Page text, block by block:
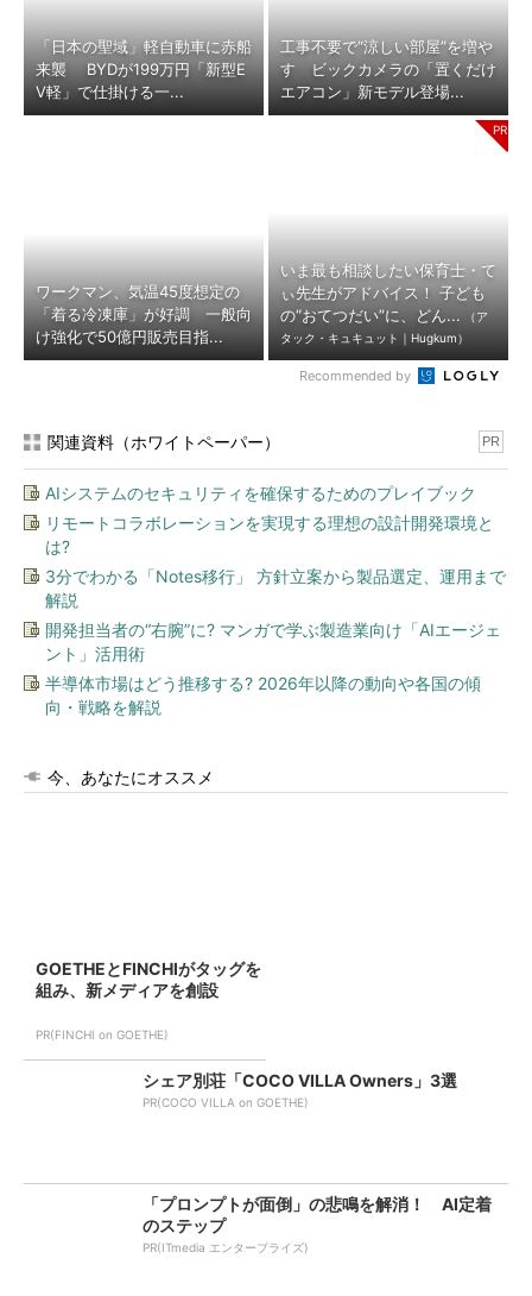
「日本の聖域」軽自動車に赤船
来襲 BYDが199万円「新型E
V軽」で仕掛ける一...
工事不要で“涼しい部屋”を増や
す ビックカメラの「置くだけ
エアコン」新モデル登場...
ワークマン、気温45度想定の
「着る冷凍庫」が好調 一般向
け強化で50億円販売目指...
いま最も相談したい保育士・て
ぃ先生がアドバイス！ 子ども
の“おてつだい”に、どん...
（ア
タック・キュキュット｜Hugkum）
Recommended by
関連資料（ホワイトペーパー） PR
AIシステムのセキュリティを確保するためのプレイブック
リモートコラボレーションを実現する理想の設計開発環境と
は?
3分でわかる「Notes移行」 方針立案から製品選定、運用まで
解説
開発担当者の“右腕”に? マンガで学ぶ製造業向け「AIエージェ
ント」活用術
半導体市場はどう推移する? 2026年以降の動向や各国の傾
向・戦略を解説
今、あなたにオススメ
GOETHEとFINCHIがタッグを
組み、新メディアを創設
PR(FINCHI on GOETHE)
シェア別荘「COCO VILLA Owners」3選
PR(COCO VILLA on GOETHE)
「プロンプトが面倒」の悲鳴を解消！ AI定着
のステップ
PR(ITmedia エンタープライズ)